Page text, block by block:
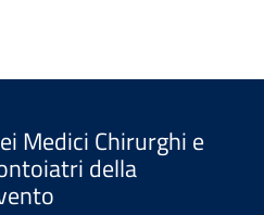
Medici Chirurghi e
della